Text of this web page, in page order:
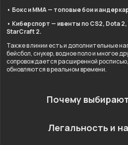
• Бокс и ММА — топовые бои и
• Киберспорт — ивенты по CS2, Dota
StarCraft 2.
Также в линии есть и дополнительные
бейсбол, снукер, водное поло и многое
сопровождается расширенной
обновляются в реальном времени.
Почему выбирают
Легальность и